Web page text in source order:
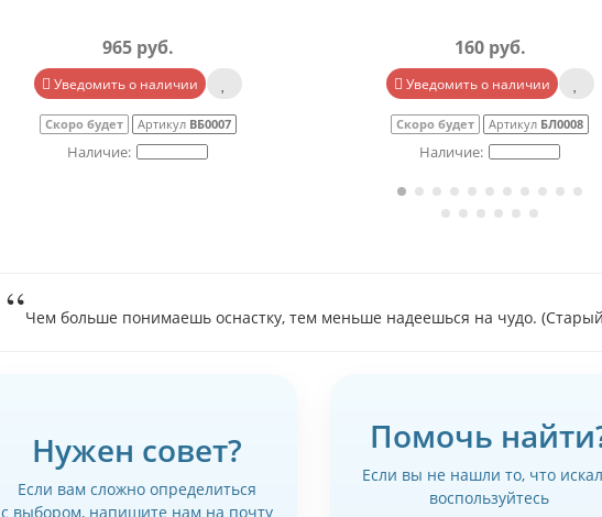
965 руб.
Уведомить о наличии
Скоро будет Артикул ВБ0007
160 руб.
Уведомить о наличии
Скоро будет Артикул БЛ0008
Чем больше понимаешь оснастку, тем меньше надеешься на чудо.
Нужен совет?
Если вам сложно определиться
с выбором, напишите нам на почту
Помочь
Если вы не нашли то, что
воспользуйтесь